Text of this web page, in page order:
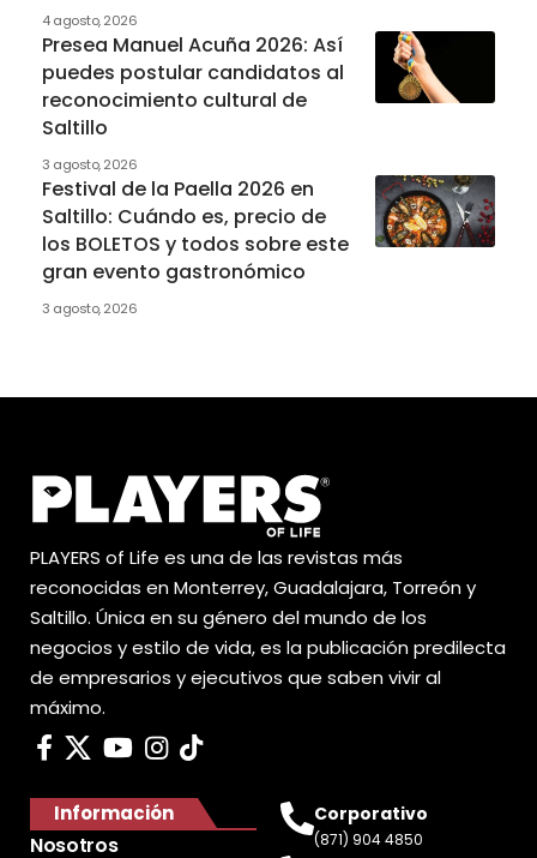
4 agosto, 2026
Presea Manuel Acuña 2026: Así
puedes postular candidatos al
reconocimiento cultural de
Saltillo
3 agosto, 2026
Festival de la Paella 2026 en
Saltillo: Cuándo es, precio de
los BOLETOS y todos sobre este
gran evento gastronómico
3 agosto, 2026
PLAYERS of Life es una de las revistas más
reconocidas en Monterrey, Guadalajara, Torreón y
Saltillo. Única en su género del mundo de los
negocios y estilo de vida, es la publicación predilecta
de empresarios y ejecutivos que saben vivir al
máximo.
Información
Nosotros
Corporativo
(871) 904 4850